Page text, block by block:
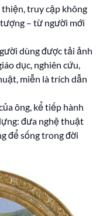
truy cập không
– từ người mới
dùng được tải ảnh
dục, nghiên cứu,
miễn là trích dẫn
ông, kể tiếp hành
đưa nghệ thuật
để sống trong đời